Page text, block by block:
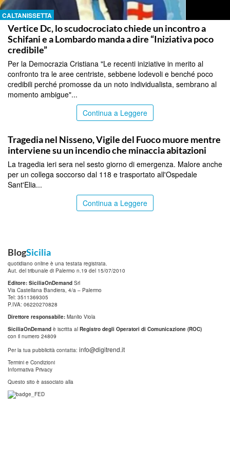
CALTANISSETTA
Vertice Dc, lo scudocrociato chiede un incontro a
Schifani e a Lombardo manda a dire “Iniziativa poco
credibile”
Per la Democrazia Cristiana "Le recenti iniziative in merito al
confronto tra le aree centriste, sebbene lodevoli e benché poco
credibili perché promosse da un noto individualista, sembrano al
momento ambigue"...
Continua a Leggere
Tragedia nel Nisseno, Vigile del Fuoco muore mentre
interviene su un incendio che minaccia abitazioni
La tragedia ieri sera nel sesto giorno di emergenza. Malore anche
per un collega soccorso dal 118 e trasportato all'Ospedale
Sant'Elia...
Continua a Leggere
BlogSicilia
quotidiano online è una testata registrata.
Aut. del tribunale di Palermo n.19 del 15/07/2010
Editore: SiciliaOnDemand Srl
Via Castellana Bandiera, 4/a – Palermo
Tel: 3511369305
P.IVA: 06220270828
Direttore responsabile: Manlio Viola
SiciliaOnDemand è iscritta al Registro degli Operatori di Comunicazione (ROC)
con il numero 24809
Per la tua pubblicità contatta: info@digitrend.it
Termini e Condizioni
Informativa Privacy
Questo sito è associato alla